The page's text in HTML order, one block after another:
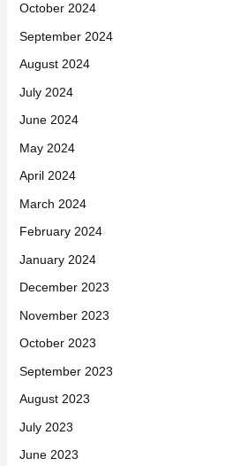
October 2024
September 2024
August 2024
July 2024
June 2024
May 2024
April 2024
March 2024
February 2024
January 2024
December 2023
November 2023
October 2023
September 2023
August 2023
July 2023
June 2023